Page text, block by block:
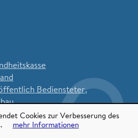
Bediensteter,
der Selbstständigen
Cookies zur Verbesserung des
mehr Informationen